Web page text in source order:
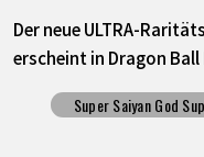
Der neue ULTRA-
erscheint in Dragon Ball
Super Saiyan God